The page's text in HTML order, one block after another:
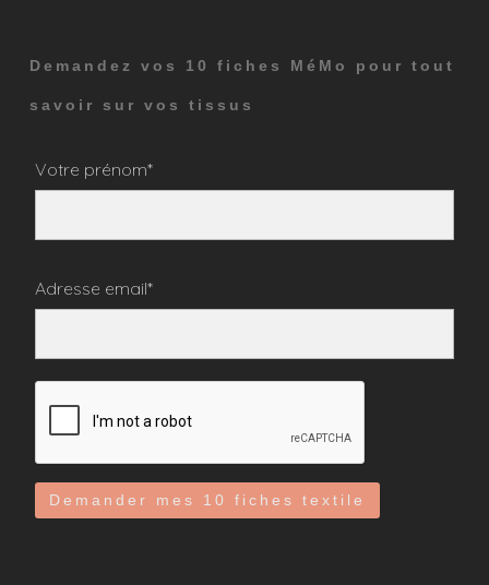
Demandez vos 10 fiches MéMo pour tout
savoir sur vos tissus
Votre prénom*
Adresse email*